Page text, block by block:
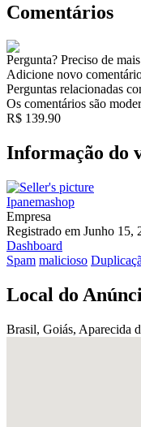
Comentários
Pergunta? Preciso de
Adicione novo
Perguntas relacionadas
Os comentários são
R$ 139.90
Informação do
Ipanemashop
Empresa
Registrado em Junho 15,
Dashboard
Spam malicioso
Local do
Brasil, Goiás, Aparecida